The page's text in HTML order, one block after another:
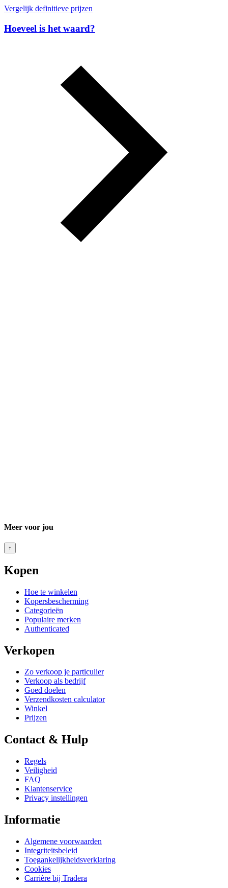
Vergelijk definitieve prijzen
Hoeveel is het waard?
Meer voor jou
↑
Kopen
Hoe te winkelen
Kopersbescherming
Categorieën
Populaire merken
Authenticated
Verkopen
Zo verkoop je particulier
Verkoop als bedrijf
Goed doelen
Verzendkosten calculator
Winkel
Prijzen
Contact & Hulp
Regels
Veiligheid
FAQ
Klantenservice
Privacy instellingen
Informatie
Algemene voorwaarden
Integriteitsbeleid
Toegankelijkheidsverklaring
Cookies
Carrière bij Tradera